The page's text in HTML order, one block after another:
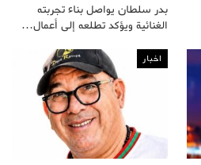
بدر سلطان يواصل بناء تجربته
الغنائية ويؤكد تطلعه إلى أعمال…
اخبار